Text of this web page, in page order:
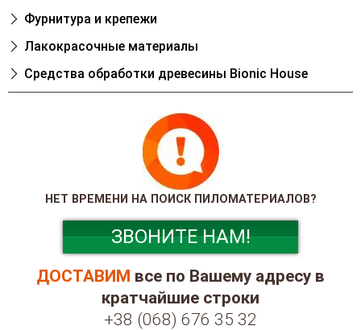
Фурнитура и крепежи
Лакокрасочные материалы
Cредства обработки древесины Bionic House
НЕТ ВРЕМЕНИ НА ПОИСК ПИЛОМАТЕРИАЛОВ?
ЗВОНИТЕ НАМ!
ДОСТАВИМ все по Вашему адресу в
кратчайшие строки
+38 (068) 676 35 32